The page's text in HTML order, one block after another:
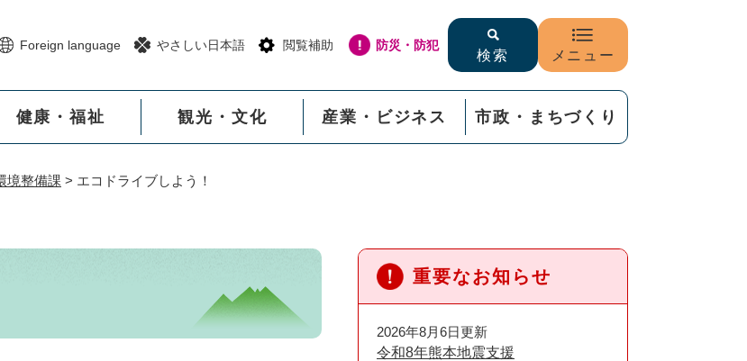
Foreign language やさしい日本語 閲覧補助 防災・防犯
検索 メニュー
健康・福祉 観光・文化 産業・ビジネス 市政・まちづくり
境整備課 > エコドライブしよう！
重要なお知らせ
2026年8月6日更新
令和8年熊本地震支援